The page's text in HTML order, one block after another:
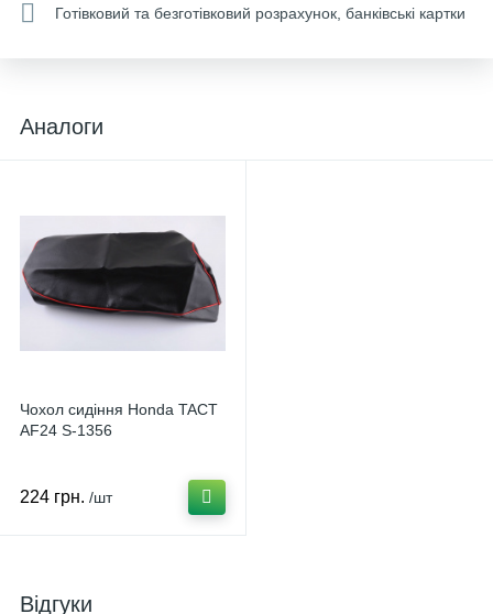
Готівковий та безготівковий розрахунок, банківські картки
Аналоги
Чохол сидіння Honda TACT
AF24 S-1356
224 грн. /шт
Відгуки